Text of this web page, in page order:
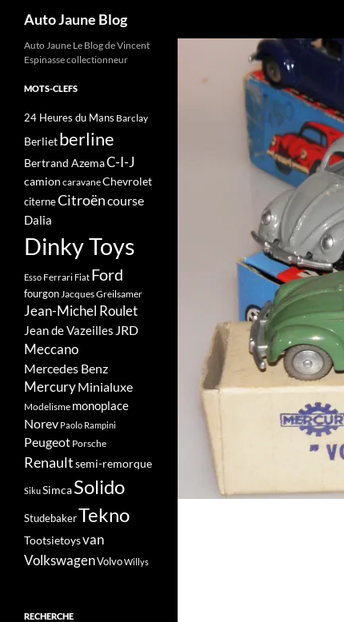
Auto Jaune Blog
Auto Jaune Le Blog de Vincent
Espinasse collectionneur
MOTS-CLEFS
24 Heures du Mans Barclay
Berlietberline
Bertrand AzemaC-I-J
camion caravaneChevrolet
citerneCitroëncourse
Dalia
Dinky Toys
Esso Ferrari Fiat Ford
fourgonJacques Greilsamer
Jean-Michel Roulet
Jean de Vazeilles JRD
Meccano
Mercedes Benz
MercuryMinialuxe
Modelisme monoplace
Norev Paolo Rampini
Peugeot Porsche
Renaultsemi-remorque
SikuSimcaSolido
StudebakerTekno
Tootsietoysvan
VolkswagenVolvoWillys
RECHERCHE